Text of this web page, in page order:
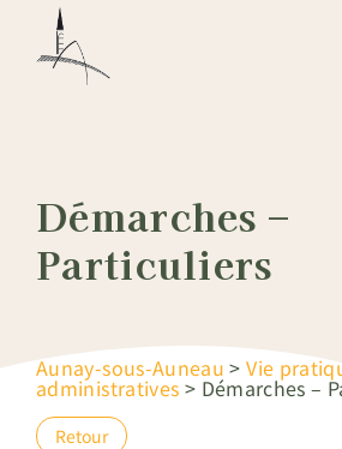
Démarches –
Particuliers
Aunay-sous-Auneau >Vie
administratives > Démarches –
Retour